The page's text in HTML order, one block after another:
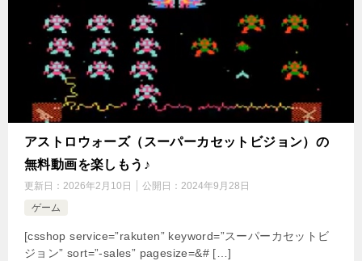
アストロウォーズ（スーパーカセットビジョン）の
無料動画を楽しもう♪
更新日： 2026年2月10日 公開日： 2024年9月28日
ゲーム
[csshop service=”rakuten” keyword=”スーパーカセットビ
ジョン” sort=”-sales” pagesize=&# […]